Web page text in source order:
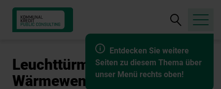
Entdecken Sie weitere
Seiten zu diesem Thema über
unser Menü rechts oben!
Suche
öffnen
Leuchttürme der
Wärmewende A1 (vormals